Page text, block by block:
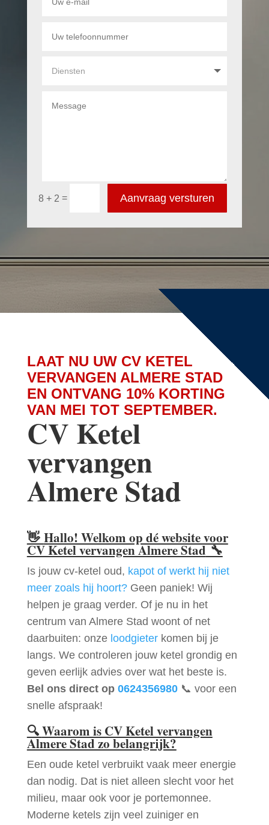
8 + 2 = Aanvraag versturen
LAAT NU UW CV KETEL
VERVANGEN ALMERE STAD
EN ONTVANG 10% KORTING
VAN MEI TOT SEPTEMBER.
CV Ketel
vervangen
Almere Stad
👋 Hallo! Welkom op dé website voor
CV Ketel vervangen Almere Stad🔧
Is jouw cv-ketel oud, kapot of werkt hij niet
meer zoals hij hoort?Geen paniek! Wij
helpen je graag verder. Of je nu in het
centrum van Almere Stad woont of net
daarbuiten: onze loodgieterkomen bij je
langs. We controleren jouw ketel grondig en
geven eerlijk advies over wat het beste is.
Bel ons direct op 0624356980📞 voor een
snelle afspraak!
🔍Waarom is CV Ketel vervangen
Almere Stad zo belangrijk?
Een oude ketel verbruikt vaak meer energie
dan nodig. Dat is niet alleen slecht voor het
milieu, maar ook voor je portemonnee.
Moderne ketels zijn veel zuiniger en